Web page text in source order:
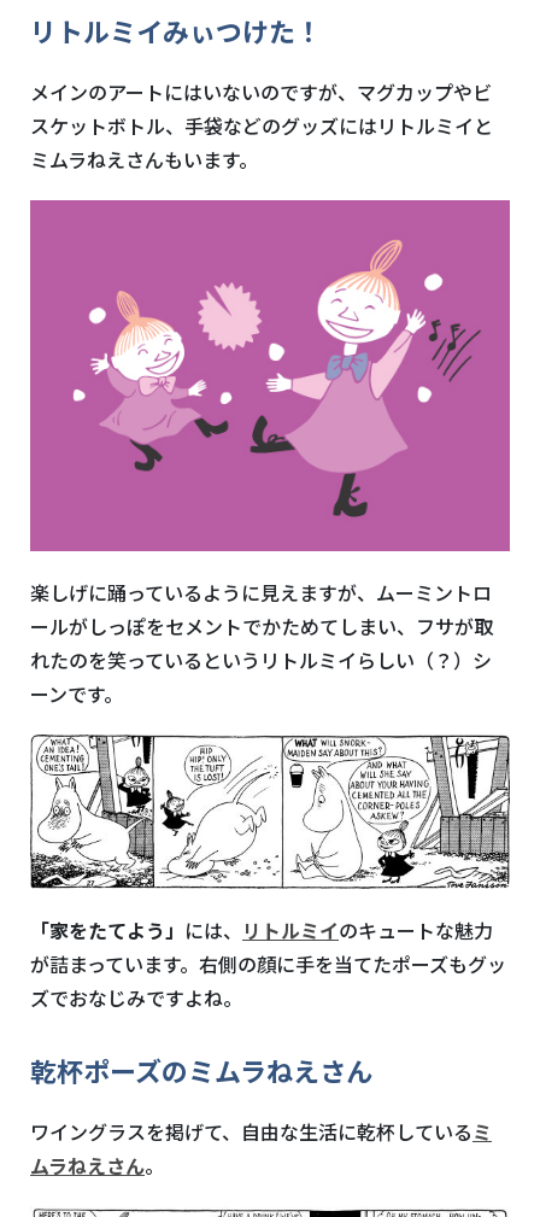
リトルミイみぃつけた！
メインのアートにはいないのですが、マグカップやビ
スケットボトル、手袋などのグッズにはリトルミイと
ミムラねえさんもいます。
楽しげに踊っているように見えますが、ムーミントロ
ールがしっぽをセメントでかためてしまい、フサが取
れたのを笑っているというリトルミイらしい（？）シ
ーンです。
「家をたてよう」 には、 リトルミイのキュートな魅力
が詰まっています。右側の顔に手を当てたポーズもグッ
ズでおなじみですよね。
乾杯ポーズのミムラねえさん
ワイングラスを掲げて、自由な生活に乾杯しているミ
ムラねえさん。